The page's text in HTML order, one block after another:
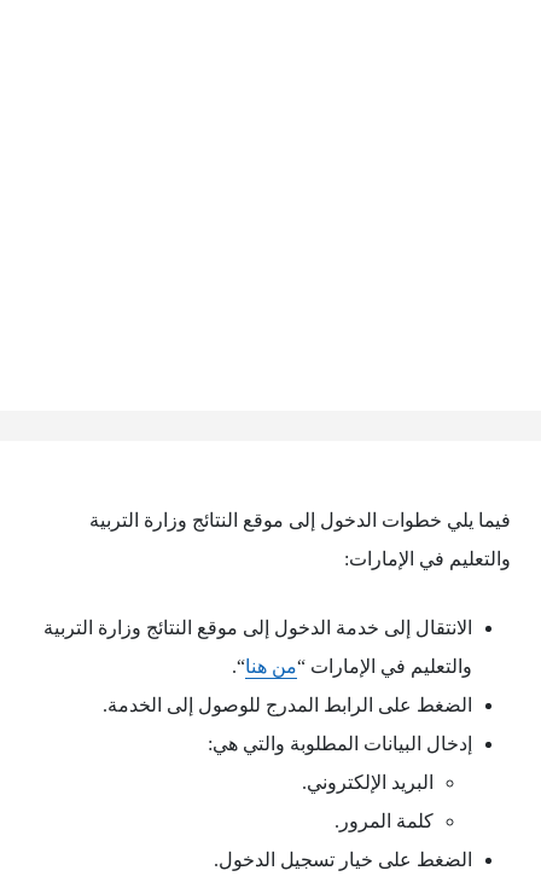
فيما يلي خطوات الدخول إلى موقع النتائج وزارة التربية
والتعليم في الإمارات:
الانتقال إلى خدمة الدخول إلى موقع النتائج وزارة التربية
والتعليم في الإمارات “من هنا“.
الضغط على الرابط المدرج للوصول إلى الخدمة.
إدخال البيانات المطلوبة والتي هي:
البريد الإلكتروني.
كلمة المرور.
الضغط على خيار تسجيل الدخول.